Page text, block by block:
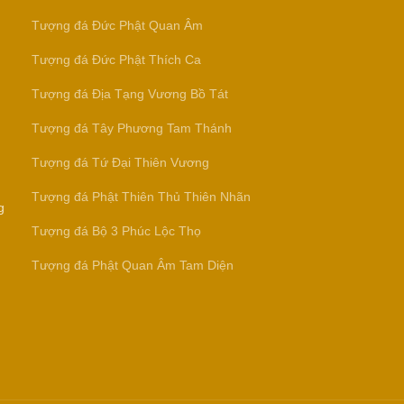
Tượng đá Đức Phật Quan Âm
Tượng đá Đức Phật Thích Ca
Tượng đá Địa Tạng Vương Bồ Tát
Tượng đá Tây Phương Tam Thánh
Tượng đá Tứ Đại Thiên Vương
Tượng đá Phật Thiên Thủ Thiên Nhãn
Tượng đá Bộ 3 Phúc Lộc Thọ
Tượng đá Phật Quan Âm Tam Diện